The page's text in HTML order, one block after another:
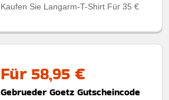
Kaufen Sie Langarm-T-Shirt Für 35 €
Für 58,95 €
Gebrueder Goetz Gutscheincode